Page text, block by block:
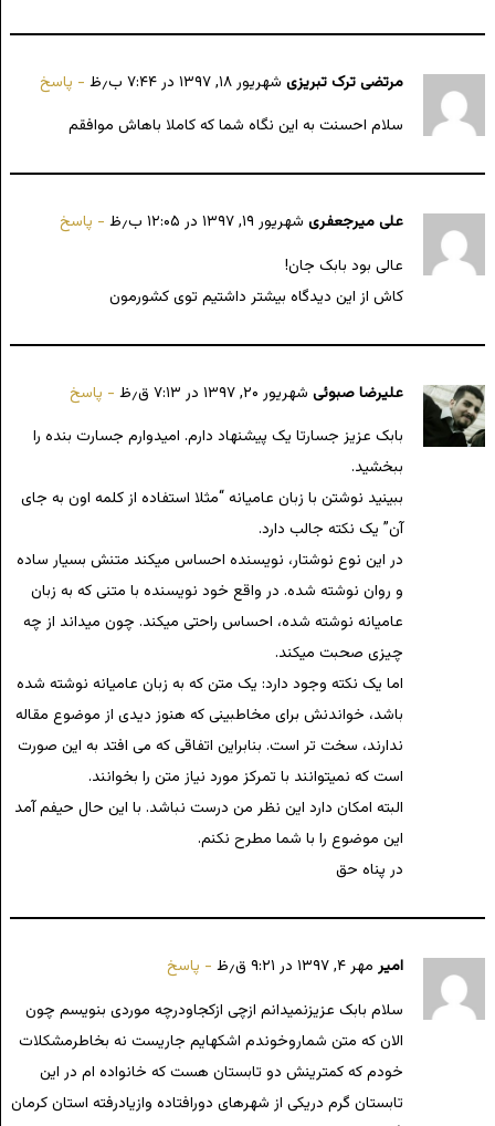
مرتضی ترک تبریزی شهریور ۱۸, ۱۳۹۷ در ۷:۴۴ ب٫ظ
پاسخ
سلام احسنت به این نگاه شما که کاملا باهاش موافقم
علی میرجعفری شهریور ۱۹, ۱۳۹۷ در ۱۲:۰۵ ب٫ظ
پاسخ
عالی بود بابک جان!
کاش از این دیدگاه بیشتر داشتیم توی کشورمون
علیرضا صبوئی شهریور ۲۰, ۱۳۹۷ در ۷:۱۳ ق٫ظ
پاسخ
بابک عزیز جسارتا یک پیشنهاد دارم. امیدوارم جسارت بنده را
ببخشید.
ببینید نوشتن با زبان عامیانه “مثلا استفاده از کلمه اون به جای
آن” یک نکته جالب دارد.
در این نوع نوشتار، نویسنده احساس میکند متنش بسیار ساده
و روان نوشته شده. در واقع خود نویسنده با متنی که به زبان
عامیانه نوشته شده، احساس راحتی میکند. چون میداند از چه
چیزی صحبت میکند.
اما یک نکته وجود دارد: یک متن که به زبان عامیانه نوشته شده
باشد، خواندنش برای مخاطبینی که هنوز دیدی از موضوع مقاله
ندارند، سخت تر است. بنابراین اتفاقی که می افتد به این صورت
است که نمیتوانند با تمرکز مورد نیاز متن را بخوانند.
البته امکان دارد این نظر من درست نباشد. با این حال حیفم آمد
این موضوع را با شما مطرح نکنم.
در پناه حق
امیر مهر ۴, ۱۳۹۷ در ۹:۲۱ ق٫ظ
پاسخ
سلام بابک عزیزنمیدانم ازچی ازکجاودرچه موردی بنویسم چون
الان که متن شماروخوندم اشکهایم جاریست نه بخاطرمشکلات
خودم که کمترینش دو تابستان هست که خانواده ام در این
تابستان گرم دریکی از شهرهای دورافتاده وازیادرفته استان کرمان